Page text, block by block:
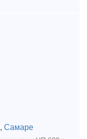
, Самаре